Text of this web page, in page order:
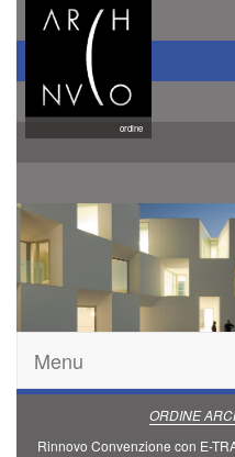
ordine
Menu
ORDINE
Rinnovo Convenzione con E-